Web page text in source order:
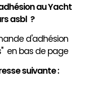
au Yacht
asbl ?
d'adhésion
en bas de page
suivante :